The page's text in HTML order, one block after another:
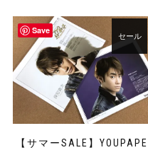
Save
【サマーSALE】
セール